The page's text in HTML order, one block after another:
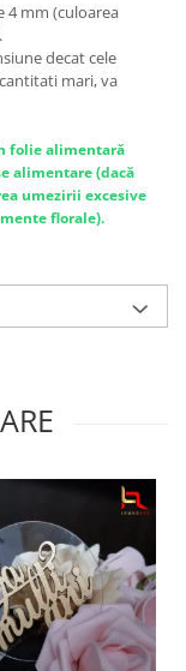
4 mm (culoarea
decat cele
mari, va
folie alimentară
alimentare (dacă
umezirii excesive
florale).